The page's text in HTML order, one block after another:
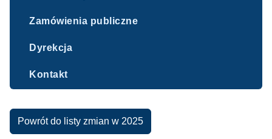
Zamówienia publiczne
Dyrekcja
Kontakt
Powrót do listy zmian w 2025